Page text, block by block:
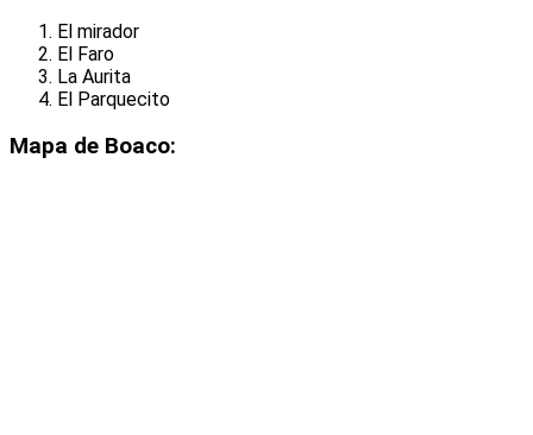
El mirador
El Faro
La Aurita
El Parquecito
Mapa de Boaco: